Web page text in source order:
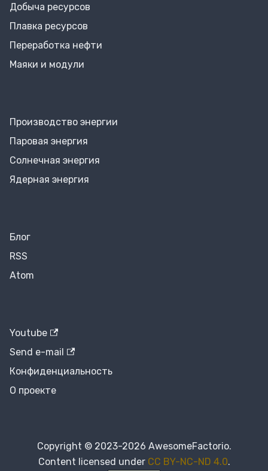
Добыча ресурсов
Плавка ресурсов
Переработка нефти
Маяки и модули
Производство энергии
Паровая энергия
Солнечная энергия
Ядерная энергия
Блог
RSS
Atom
Youtube
Send e-mail
Конфиденциальность
О проекте
Copyright © 2023-2026 AwesomeFactorio.
Content licensed under CC BY-NC-ND 4.0.